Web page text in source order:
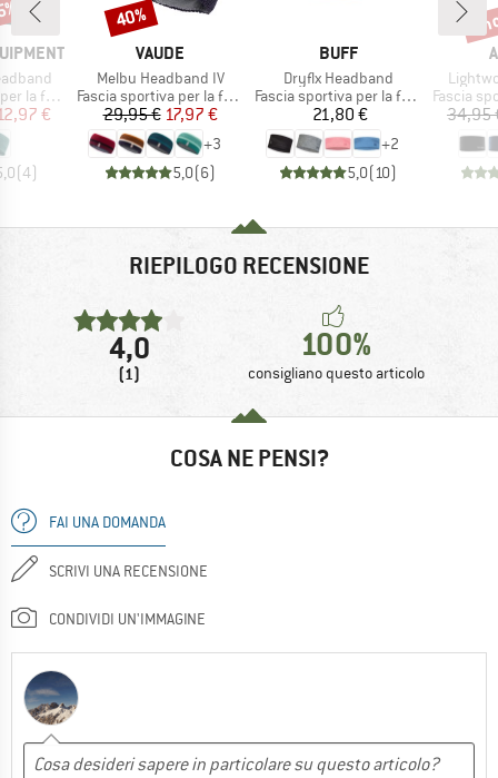
fronte
ridotto
€
(4)
MARCHIO
VAUDE
Articolo
Melbu Headband IV
Gruppo di prodotti
Fascia sportiva per la fronte
Prezzo
29,95 €Prezzo ridotto
17,97 €
+3
5,0(6)
Sconto
40%
MARCHIO
BUFF
Articolo
Dryflx Headband
Gruppo di prodotti
Fascia sportiva per la fronte
Prezzo
21,80 €
+2
5,0(10)
Articolo
Gruppo
Fascia
34,95
RIEPILOGO RECENSIONE
4,0
(1)
100%
consigliano questo articolo
COSA NE PENSI?
FAI UNA DOMANDA
SCRIVI UNA RECENSIONE
CONDIVIDI UN'IMMAGINE